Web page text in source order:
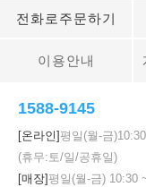
전화로주문하기
이용안내
1588-9145
[온라인]평일(월-금)10:30
(휴무:토/일/공휴일)
[매장]평일(월-금) 10:30